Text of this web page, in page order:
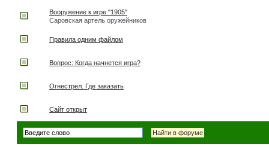
Вооружение к игре "1905"
Саровская артель оружейников
Правила одним файлом
Вопрос: Когда начнется игра?
Огнестрел. Где заказать
Сайт открыт